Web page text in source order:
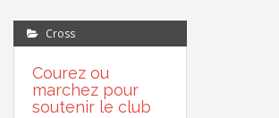
Cross
Courez ou
marchez pour
soutenir le club